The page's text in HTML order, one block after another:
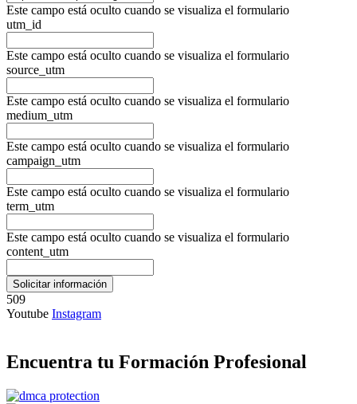
Este campo está oculto cuando se visualiza el formulario
utm_id
Este campo está oculto cuando se visualiza el formulario
source_utm
Este campo está oculto cuando se visualiza el formulario
medium_utm
Este campo está oculto cuando se visualiza el formulario
campaign_utm
Este campo está oculto cuando se visualiza el formulario
term_utm
Este campo está oculto cuando se visualiza el formulario
content_utm
509
Youtube Instagram
Encuentra tu Formación Profesional